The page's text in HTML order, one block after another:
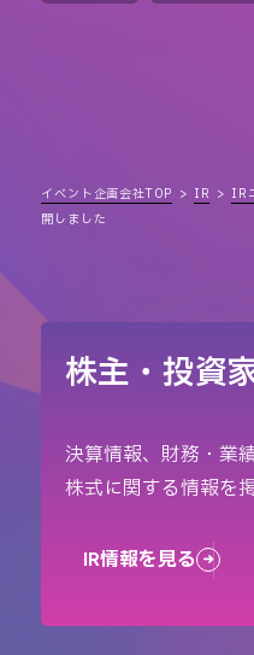
イベント企画会社TOP IR IR
開しました
株主・投資
決算情報、財務・業
株式に関する情報を
IR情報を見る